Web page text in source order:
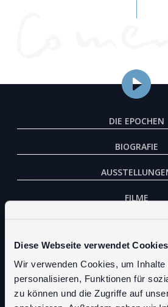
Diese Webseite verwendet Cookies
Wir verwenden Cookies, um Inhalte
personalisieren, Funktionen für
zu können und die Zugriffe auf
DIE EPOCHEN
BIOGRAFIE
FILME
IMPRESSUM
DATENSCHUTZ
COOKIE-